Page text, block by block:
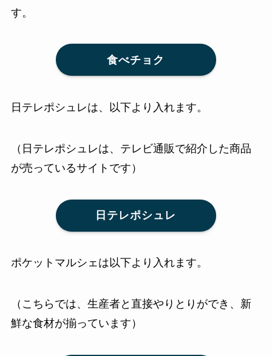
す。
食べチョク
日テレポシュレは、以下より入れます。
（日テレポシュレは、テレビ通販で紹介した商品
が売っているサイトです）
日テレポシュレ
ポケットマルシェは以下より入れます。
（こちらでは、生産者と直接やりとりができ、新
鮮な食材が揃っています）